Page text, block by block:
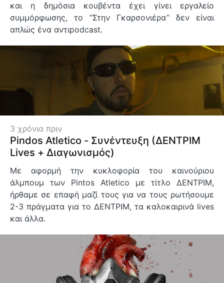
και η δημόσια κουβέντα έχει γίνει εργαλείο
συμμόρφωσης, το “Στην Γκαρσονιέρα” δεν είναι
απλώς ένα αντιpodcast.
3 χρόνια πριν
Pindos Atletico - Συνέντευξη (ΔΕΝΤΡΙΜ
Lives + Διαγωνισμός)
Με αφορμή την κυκλοφορία του καινούριου
άλμπουμ των Pintos Atletico με τίτλο ΔΕΝΤΡΙΜ,
ήρθαμε σε επαφή μαζί τους για να τους ρωτήσουμε
2-3 πράγματα για το ΔΕΝΤΡΙΜ, τα καλοκαιρινά lives
και άλλα.